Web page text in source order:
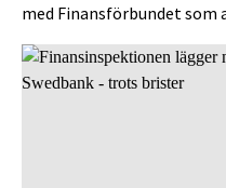
med Finansförbundet som